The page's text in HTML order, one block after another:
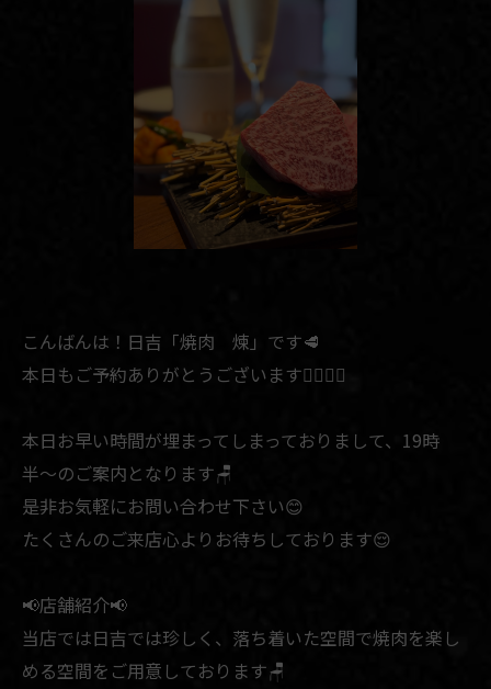
こんばんは！日吉「焼肉 煉」です🥩
本日もご予約ありがとうございます🙇🏻‍♂️✨
本日お早い時間が埋まってしまっておりまして、19時
半〜のご案内となります🪑
是非お気軽にお問い合わせ下さい😊
たくさんのご来店心よりお待ちしております😌
📢店舗紹介📢
当店では日吉では珍しく、落ち着いた空間で焼肉を楽し
める空間をご用意しております🪑